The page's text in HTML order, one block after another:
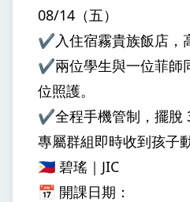
08/14（五）
✔️入住宿霧貴族飯店，
✔️兩位學生與一位菲師
位照護。
✔️全程手機管制，擺脫
專屬群組即時收到孩子動
🇵🇭 碧瑤｜JIC
📅 開課日期：